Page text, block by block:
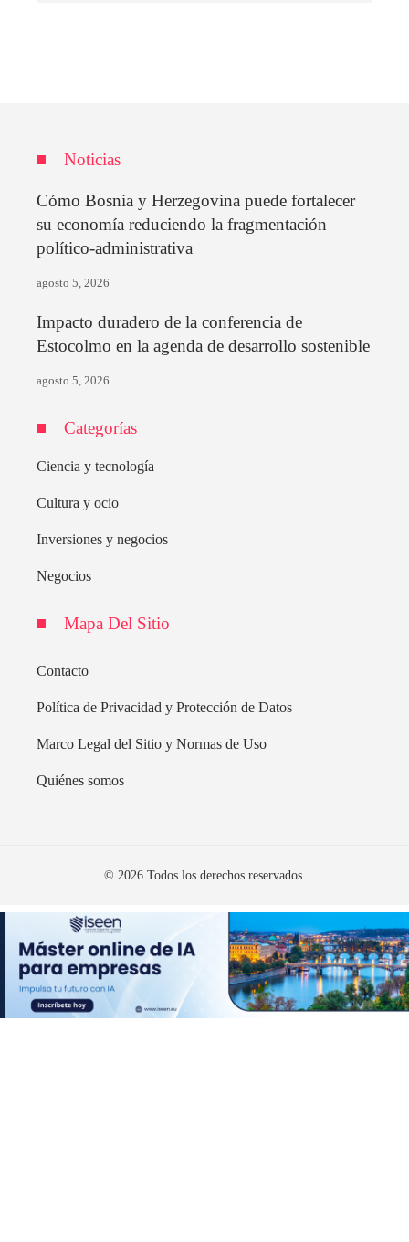
Noticias
Cómo Bosnia y Herzegovina puede fortalecer
su economía reduciendo la fragmentación
político-administrativa
agosto 5, 2026
Impacto duradero de la conferencia de
Estocolmo en la agenda de desarrollo sostenible
agosto 5, 2026
Categorías
Ciencia y tecnología
Cultura y ocio
Inversiones y negocios
Negocios
Mapa Del Sitio
Contacto
Política de Privacidad y Protección de Datos
Marco Legal del Sitio y Normas de Uso
Quiénes somos
© 2026 Todos los derechos reservados.